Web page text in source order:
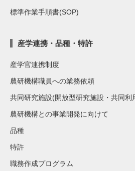
標準作業手順書(SOP)
産学連携・品種・特許
産学官連携制度
農研機構職員への業務依頼
共同研究施設(開放型研究施設・共同利
農研機構との事業開発に向けて
品種
特許
職務作成プログラム